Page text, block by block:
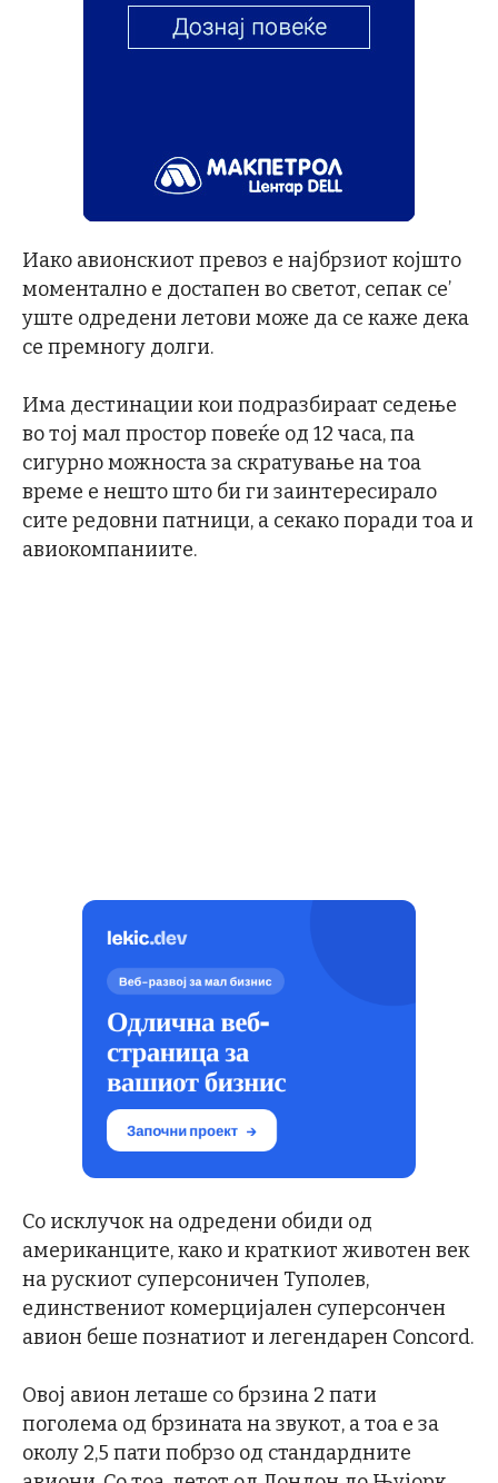
Иако авионскиот превоз е најбрзиот којшто
моментално е достапен во светот, сепак се’
уште одредени летови може да се каже дека
се премногу долги.
Има дестинации кои подразбираат седење
во тој мал простор повеќе од 12 часа, па
сигурно можноста за скратување на тоа
време е нешто што би ги заинтересирало
сите редовни патници, а секако поради тоа и
авиокомпаниите.
Со исклучок на одредени обиди од
американците, како и краткиот животен век
на рускиот суперсоничен Туполев,
единствениот комерцијален суперсончен
авион беше познатиот и легендарен Concord.
Овој авион леташе со брзина 2 пати
поголема од брзината на звукот, а тоа е за
околу 2,5 пати побрзо од стандардните